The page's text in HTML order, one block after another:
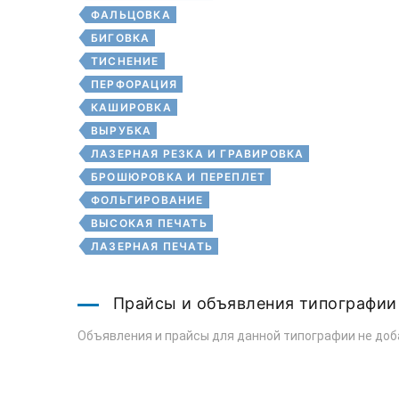
ФАЛЬЦОВКА
БИГОВКА
ТИСНЕНИЕ
ПЕРФОРАЦИЯ
КАШИРОВКА
ВЫРУБКА
ЛАЗЕРНАЯ РЕЗКА И ГРАВИРОВКА
БРОШЮРОВКА И ПЕРЕПЛЕТ
ФОЛЬГИРОВАНИЕ
ВЫСОКАЯ ПЕЧАТЬ
ЛАЗЕРНАЯ ПЕЧАТЬ
Прайсы и объявления типографии
Объявления и прайсы для данной типографии не